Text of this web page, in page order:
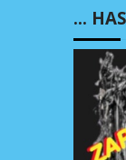
…